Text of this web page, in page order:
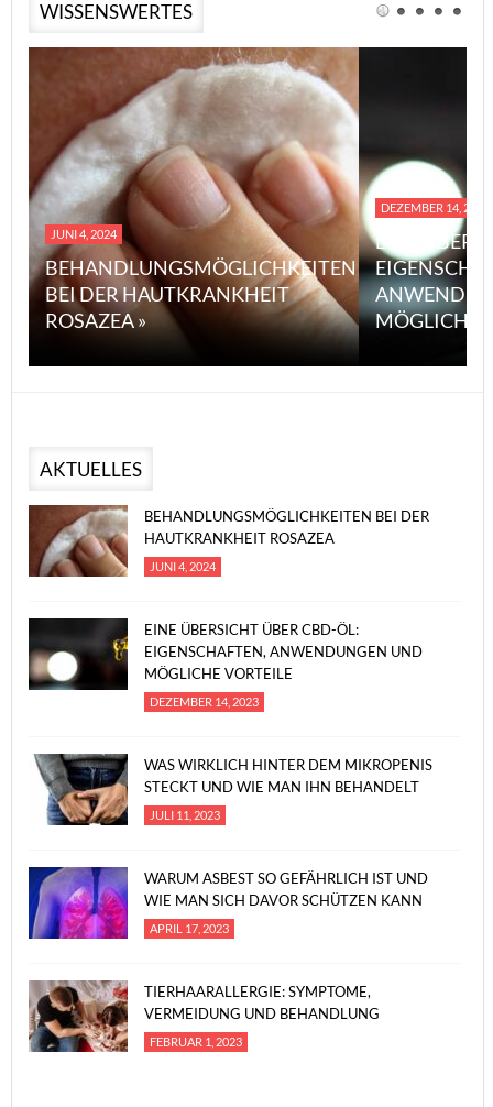
WISSENSWERTES
JUNI 4, 2024
BEHANDLUNGSMÖGLICHKEITEN
BEI DER HAUTKRANKHEIT
ROSAZEA »
DEZEMBER 14, 2023
EINE
MÖGLICHE
AKTUELLES
BEHANDLUNGSMÖGLICHKEITEN BEI DER
HAUTKRANKHEIT ROSAZEA
JUNI 4, 2024
EINE ÜBERSICHT ÜBER CBD-ÖL:
EIGENSCHAFTEN, ANWENDUNGEN UND
MÖGLICHE VORTEILE
DEZEMBER 14, 2023
WAS WIRKLICH HINTER DEM MIKROPENIS
STECKT UND WIE MAN IHN BEHANDELT
JULI 11, 2023
WARUM ASBEST SO GEFÄHRLICH IST UND
WIE MAN SICH DAVOR SCHÜTZEN KANN
APRIL 17, 2023
TIERHAARALLERGIE: SYMPTOME,
VERMEIDUNG UND BEHANDLUNG
FEBRUAR 1, 2023